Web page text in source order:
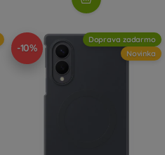
-10%
Doprava zadarmo
Novinka